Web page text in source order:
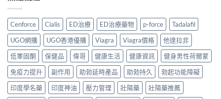
Cenforce Cialis ED治療 ED治療藥物 p-force
Tadalafil
UGO網購
UGO香港優購 Viagra Viagra價格
他達拉非
低睪固酮
保健品 偉哥 健康生活 健康資訊
健身男性荷爾蒙
免疫力提升
副作用 助勃延時產品 助勃持久
勃起功能障礙
印度學名藥
印度神油 壓力管理 壯陽藥
壯陽藥推薦